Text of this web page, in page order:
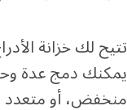
دمج عدة
أو متعدد